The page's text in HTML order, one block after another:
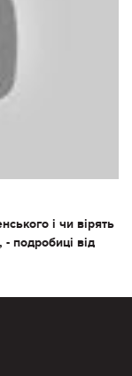
і чи вірять
подробиці від